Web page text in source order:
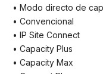
• Modo directo de
• Convencional
• IP Site Connect
• Capacity Plus
• Capacity Max